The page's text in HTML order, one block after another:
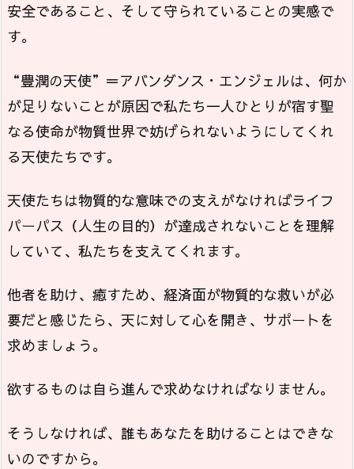
安全であること、そして守られていることの実感で
す。
“豊潤の天使”＝アバンダンス・エンジェルは、何か
が足りないことが原因で私たち一人ひとりが宿す聖
なる使命が物質世界で妨げられないようにしてくれ
る天使たちです。
天使たちは物質的な意味での支えがなければライフ
パーパス（人生の目的）が達成されないことを理解
していて、私たちを支えてくれます。
他者を助け、癒すため、経済面が物質的な救いが必
要だと感じたら、天に対して心を開き、サポートを
求めましょう。
欲するものは自ら進んで求めなければなりません。
そうしなければ、誰もあなたを助けることはできな
いのですから。